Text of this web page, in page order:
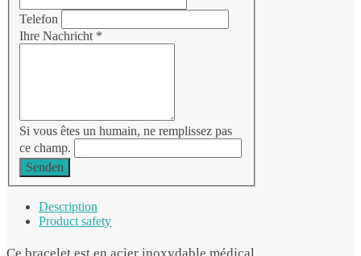
Telefon
Ihre Nachricht *
Si vous êtes un humain, ne remplissez pas
ce champ.
Senden
Description
Product safety